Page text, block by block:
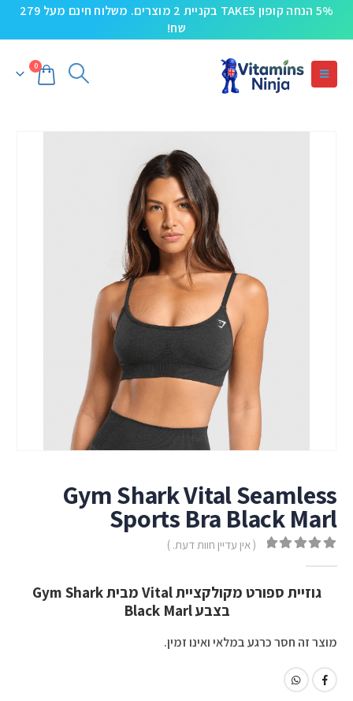
5% הנחה קופון TAKE5 בקניית 2 מוצרים. משלוח חינם מעל 279
שח!
0
Gym Shark Vital Seamless
Sports Bra Black Marl
( אין עדיין חוות דעת. )
גוזיית ספורט מקולקציית Vital מבית Gym Shark
בצבע Black Marl
מוצר זה חסר כרגע במלאי ואינו זמין.